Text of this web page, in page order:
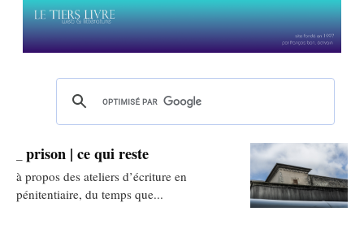
prison | ce qui reste
à propos des ateliers d’écriture en
pénitentiaire, du temps que...